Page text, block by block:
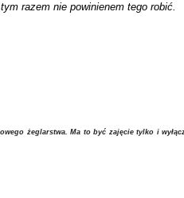
razem nie powinienem tego robić.
żeglarstwa. Ma to być zajęcie tylko i